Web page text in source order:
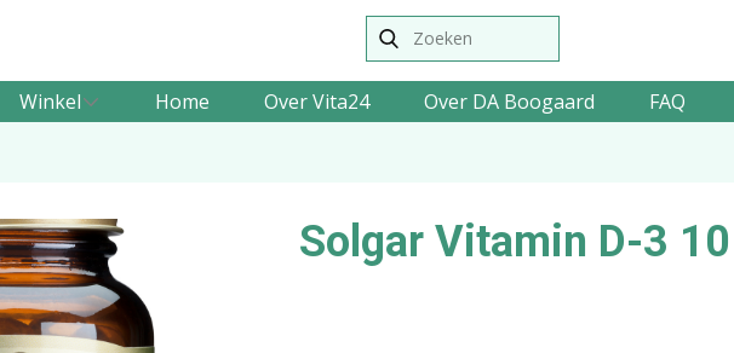
Winkel Home Over Vita24 Over DA Boogaard FAQ
Solgar Vitamin D-3